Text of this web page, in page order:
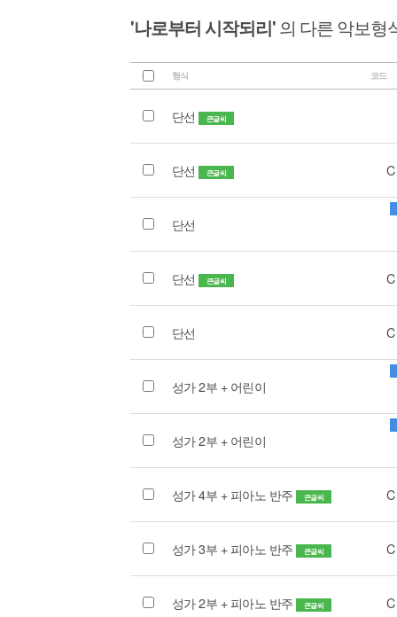
'나로부터 시작되리'의 다른 악보형
형식 코드
단선 큰글씨
단선 큰글씨
단선
단선 큰글씨
단선
성가 2부 + 어린이
성가 2부 + 어린이
성가 4부 + 피아노 반주 큰글씨
성가 3부 + 피아노 반주 큰글씨
성가 2부 + 피아노 반주 큰글씨